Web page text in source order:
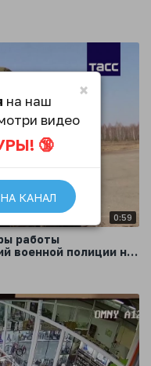
0:59
работы
военной полиции на
×
на наш
видео
🔞
КАНАЛ